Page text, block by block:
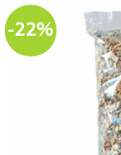
-22%